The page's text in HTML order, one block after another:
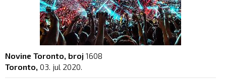
Novine Toronto, broj 1608
Toronto, 03. jul 2020.